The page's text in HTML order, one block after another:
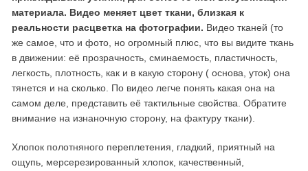
материала. Видео меняет цвет ткани, близкая к
реальности расцветка на фотографии. Видео тканей (то
же самое, что и фото, но огромный плюс, что вы видите ткань
в движении: её прозрачность, сминаемость, пластичность,
легкость, плотность, как и в какую сторону ( основа, уток) она
тянется и на сколько. По видео легче понять какая она на
самом деле, представить её тактильные свойства. Обратите
внимание на изнаночную сторону, на фактуру ткани).
Хлопок полотняного переплетения, гладкий, приятный на
ощупь, мерсерезированный хлопок, качественный,